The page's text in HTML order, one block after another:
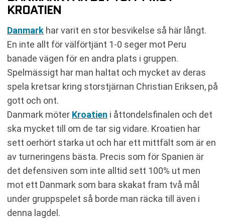
KROATIEN
Danmark har varit en stor besvikelse så här långt.
En inte allt för välförtjänt 1-0 seger mot Peru
banade vägen för en andra plats i gruppen.
Spelmässigt har man haltat och mycket av deras
spela kretsar kring storstjärnan Christian Eriksen, på
gott och ont.
Danmark möter Kroatien i åttondelsfinalen och det
ska mycket till om de tar sig vidare. Kroatien har
sett oerhört starka ut och har ett mittfält som är en
av turneringens bästa. Precis som för Spanien är
det defensiven som inte alltid sett 100% ut men
mot ett Danmark som bara skakat fram två mål
under gruppspelet så borde man räcka till även i
denna lagdel.